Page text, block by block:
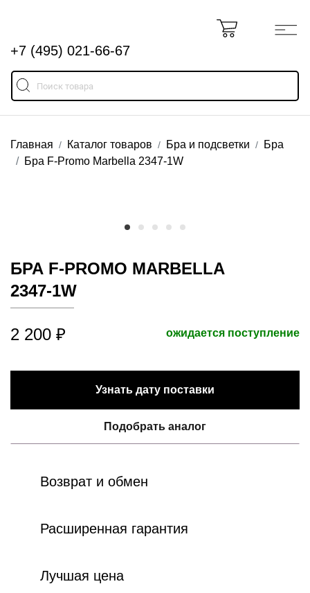
+7 (495) 021-66-67
Главная Каталог товаров Бра и подсветки
Бра
Бра F-Promo Marbella 2347-1W
БРА F-PROMO MARBELLA
2347-1W
2 200 ₽ ожидается поступление
Узнать дату поставки
Подобрать аналог
Возврат и обмен
Расширенная гарантия
Лучшая цена